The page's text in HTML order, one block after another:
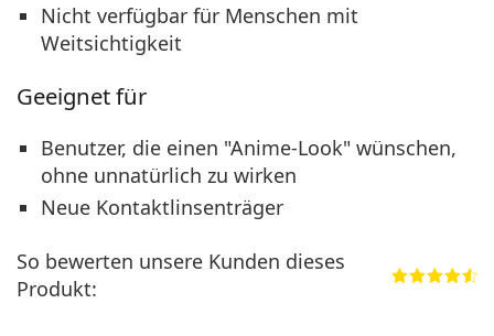
Nicht verfügbar für Menschen mit
Weitsichtigkeit
Geeignet für
Benutzer, die einen "Anime-Look" wünschen,
ohne unnatürlich zu wirken
Neue Kontaktlinsenträger
So bewerten unsere Kunden dieses
Produkt: